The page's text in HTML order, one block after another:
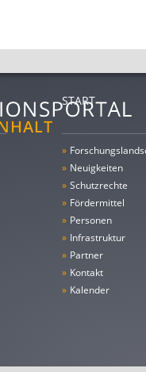
START
»
» Neuigkeiten
» Schutzrechte
» Fördermittel
» Personen
» Infrastruktur
» Partner
» Kontakt
» Kalender